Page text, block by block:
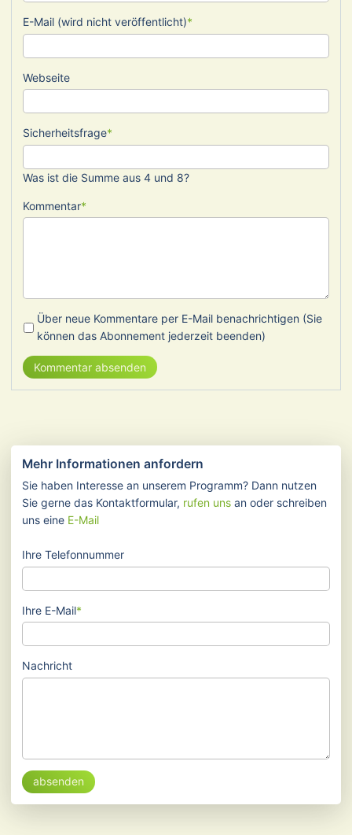
Pflichtfeld
E-Mail (wird nicht veröffentlicht)*
Webseite
Pflichtfeld
Sicherheitsfrage*
Was ist die Summe aus 4 und 8?
Pflichtfeld
Kommentar*
Über neue Kommentare per E-Mail benachrichtigen (Sie
können das Abonnement jederzeit beenden)
Kommentar absenden
Mehr Informationen anfordern
Sie haben Interesse an unserem Programm? Dann nutzen
Sie gerne das Kontaktformular, rufen uns an oder schreiben
uns eine E-Mail
Ihre Telefonnummer
Pflichtfeld
Ihre E-Mail*
Nachricht
absenden